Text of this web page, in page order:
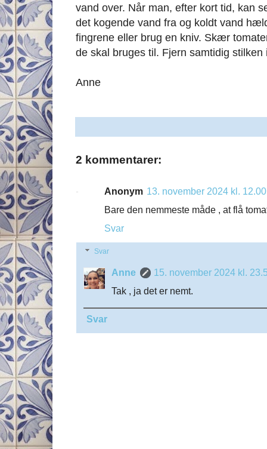
vand over. Når man, efter kort tid, kan
det kogende vand fra og koldt vand
fingrene eller brug en kniv. Skær
de skal bruges til. Fjern samtidig stilken
Anne
2 kommentarer:
Anonym 13. november 2024 kl. 12.00
Bare den nemmeste måde , at flå
Svar
Svar
Anne
15. november 2024 kl.
Tak , ja det er nemt.
Svar